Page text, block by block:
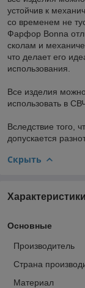
устойчив к
со временем не
Фарфор Bonna
сколам и
что делает его
использования.
Все изделия
использовать в
Вследствие того,
допускается
Скрыть
Характеристики
Основные
Производитель
Страна
Материал